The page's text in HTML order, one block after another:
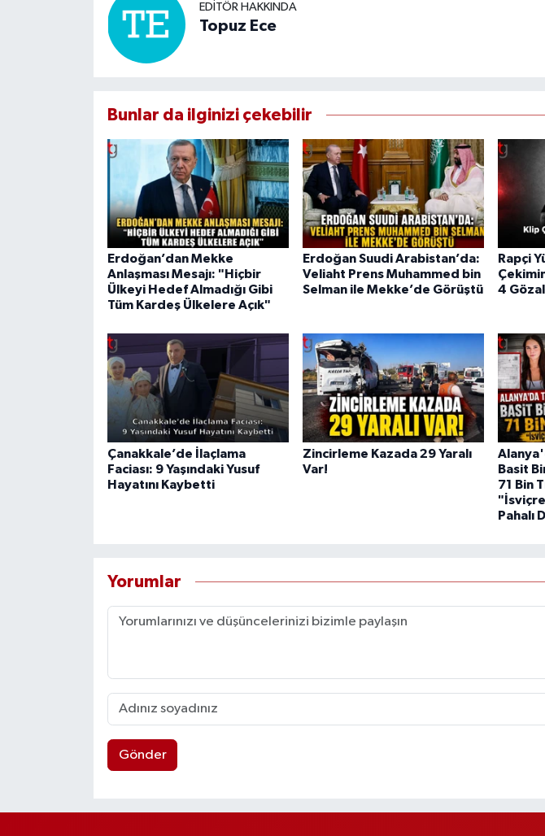
EDITÖR HAKKINDA
Topuz Ece
Bunlar da ilginizi çekebilir
Erdoğan’dan Mekke
Anlaşması Mesajı: "Hiçbir
Ülkeyi Hedef Almadığı Gibi
Tüm Kardeş Ülkelere Açık"
Erdoğan Suudi Arabistan’da:
Veliaht Prens Muhammed bin
Selman ile Mekke’de Görüştü
Rapçi
4
Çanakkale’de İlaçlama
Faciası: 9 Yaşındaki Yusuf
Hayatını Kaybetti
Zincirleme Kazada 29 Yaralı
Var!
Basit
71 Bin
Pahalı
Yorumlar
Gönder